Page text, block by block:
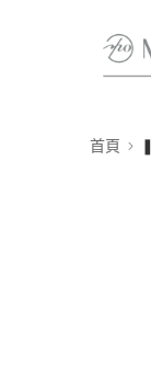
首頁